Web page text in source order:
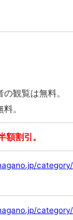
観覧は無料。
。
割引。